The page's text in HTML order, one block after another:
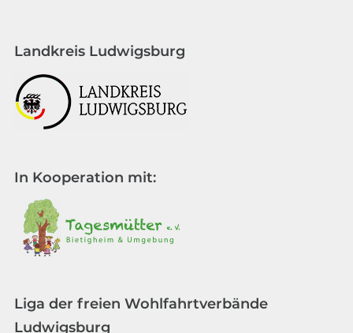
Landkreis Ludwigsburg
In Kooperation mit:
Liga der freien Wohlfahrtverbände
Ludwigsburg